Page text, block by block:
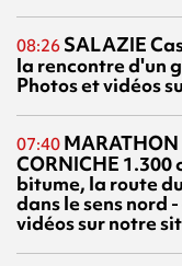
08:26 SALAZIE
la rencontre d'un
Photos et vidéos
07:40
CORNICHE 1.300
bitume, la route
dans le sens nord
vidéos sur notre